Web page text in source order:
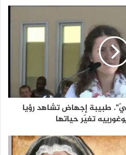
طبيبة إجهاض تشاهد رؤيا
تغيّر حياتها